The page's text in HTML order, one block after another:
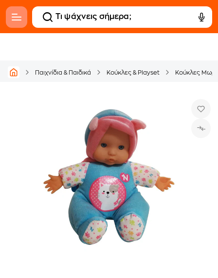
Παιχνίδια & Παιδικά Κούκλες & Playset Κούκλες